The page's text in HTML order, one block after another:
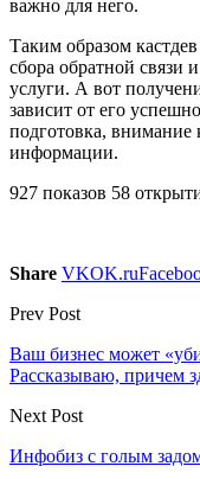
важно для него.
Таким образом
сбора обратной связи
услуги. А вот
зависит от его
подготовка, внимание
информации.
927 показов 58
Share VKOK.ru
Prev Post
Ваш бизнес может
Рассказываю, причем
Next Post
Инфобиз с голым